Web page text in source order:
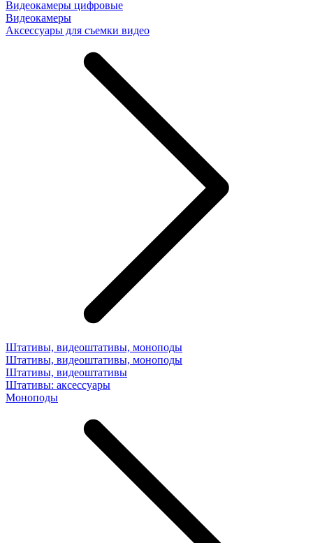
Видеокамеры цифровые
Видеокамеры
Аксессуары для съемки видео
Штативы, видеоштативы, моноподы
Штативы, видеоштативы, моноподы
Штативы, видеоштативы
Штативы: аксессуары
Моноподы